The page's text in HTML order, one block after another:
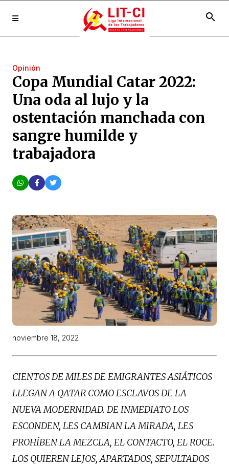
search
Opinión
Copa Mundial Catar 2022:
Una oda al lujo y la
ostentación manchada con
sangre humilde y
trabajadora
noviembre 18, 2022
CIENTOS DE MILES DE EMIGRANTES ASIÁTICOS
LLEGAN A QATAR COMO ESCLAVOS DE LA
NUEVA MODERNIDAD. DE INMEDIATO LOS
ESCONDEN, LES CAMBIAN LA MIRADA, LES
PROHÍBEN LA MEZCLA, EL CONTACTO, EL ROCE.
LOS QUIEREN LEJOS, APARTADOS, SEPULTADOS